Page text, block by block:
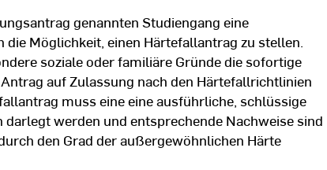
genannten Studiengang eine
Möglichkeit, einen Härtefallantrag zu stellen.
soziale oder familiäre Gründe die sofortige
auf Zulassung nach den Härtefallrichtlinien
muss eine eine ausführliche, schlüssige
werden und entsprechende Nachweise sind
den Grad der außergewöhnlichen Härte